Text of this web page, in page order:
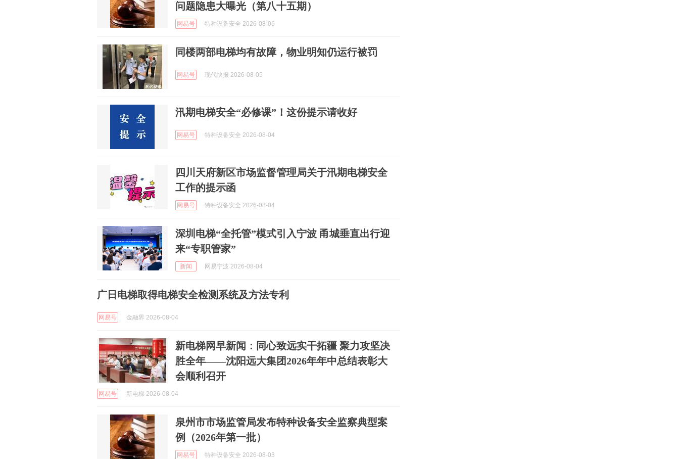
问题隐患大曝光（第八十五期）
网易号 特种设备安全 2026-08-06
同楼两部电梯均有故障，物业明知仍运行被罚
网易号 现代快报 2026-08-05
汛期电梯安全“必修课”！这份提示请收好
网易号 特种设备安全 2026-08-04
四川天府新区市场监督管理局关于汛期电梯安全
工作的提示函
网易号 特种设备安全 2026-08-04
深圳电梯“全托管”模式引入宁波 甬城垂直出行迎
来“专职管家”
新闻 网易宁波 2026-08-04
广日电梯取得电梯安全检测系统及方法专利
网易号 金融界 2026-08-04
新电梯网早新闻：同心致远实干拓疆 聚力攻坚决
胜全年——沈阳远大集团2026年年中总结表彰大
会顺利召开
网易号 新电梯 2026-08-04
泉州市市场监管局发布特种设备安全监察典型案
例（2026年第一批）
网易号 特种设备安全 2026-08-03